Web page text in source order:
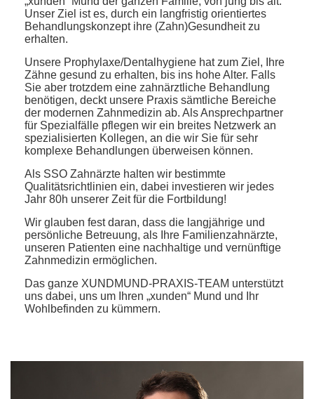
Unser Ziel ist es, durch ein langfristig orientiertes
Behandlungskonzept ihre (Zahn)Gesundheit zu
erhalten.
Unsere Prophylaxe/Dentalhygiene hat zum Ziel, Ihre
Zähne gesund zu erhalten, bis ins hohe Alter. Falls
Sie aber trotzdem eine zahnärztliche Behandlung
benötigen, deckt unsere Praxis sämtliche Bereiche
der modernen Zahnmedizin ab. Als Ansprechpartner
für Spezialfälle pflegen wir ein breites Netzwerk an
spezialisierten Kollegen, an die wir Sie für sehr
komplexe Behandlungen überweisen können.
Als SSO Zahnärzte halten wir bestimmte
Qualitätsrichtlinien ein, dabei investieren wir jedes
Jahr 80h unserer Zeit für die Fortbildung!
Wir glauben fest daran, dass die langjährige und
persönliche Betreuung, als Ihre Familienzahnärzte,
unseren Patienten eine nachhaltige und vernünftige
Zahnmedizin ermöglichen.
Das ganze XUNDMUND-PRAXIS-TEAM unterstützt
uns dabei, uns um Ihren „xunden“ Mund und Ihr
Wohlbefinden zu kümmern.